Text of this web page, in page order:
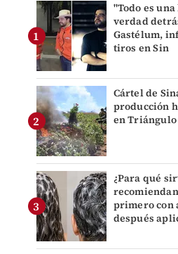
"Todo es
verdad
Gastélum,
tiros en Sin
Cártel de
producción
en
¿Para qué
primero con
después